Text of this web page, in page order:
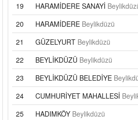
19
HARAMİDERE SANAYİ
20
HARAMİDERE Beylikdüzü
21
GÜZELYURT Beylikdüzü
22
BEYLİKDÜZÜ Beylikdüzü
23
BEYLİKDÜZÜ BELEDİYE
24
CUMHURİYET MAHALLESİ
25
HADIMKÖY Beylikdüzü